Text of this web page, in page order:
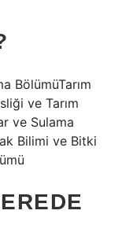
BölümüTarım
ve Tarım
ve Sulama
Bilimi ve Bitki